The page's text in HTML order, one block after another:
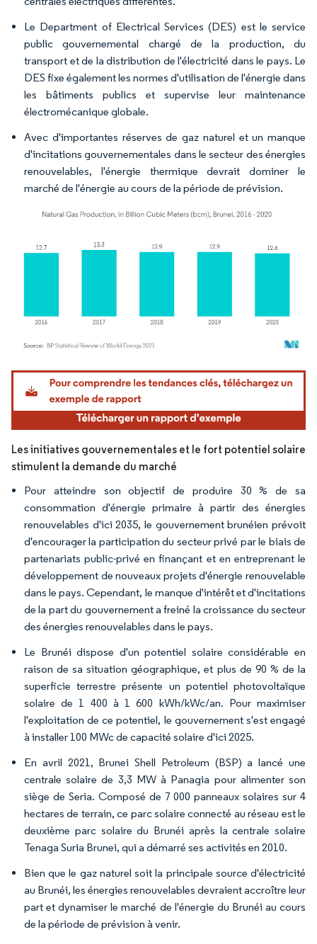
Le Department of Electrical Services (DES) est le service
public gouvernemental chargé de la production, du
transport et de la distribution de l'électricité dans le pays. Le
DES fixe également les normes d'utilisation de l'énergie dans
les bâtiments publics et supervise leur maintenance
électromécanique globale.
Avec d'importantes réserves de gaz naturel et un manque
d'incitations gouvernementales dans le secteur des énergies
renouvelables, l'énergie thermique devrait dominer le
marché de l'énergie au cours de la période de prévision.
Image © Mordor Intelligence. La réutilisation nécessite une attribution sous CC BY
Les initiatives gouvernementales et le fort potentiel solaire
stimulent la demande du marché
Pour atteindre son objectif de produire 30 % de sa
consommation d'énergie primaire à partir des énergies
renouvelables d'ici 2035, le gouvernement brunéien prévoit
d'encourager la participation du secteur privé par le biais de
partenariats public-privé en finançant et en entreprenant le
développement de nouveaux projets d'énergie renouvelable
dans le pays. Cependant, le manque d'intérêt et d'incitations
de la part du gouvernement a freiné la croissance du secteur
des énergies renouvelables dans le pays.
Le Brunéi dispose d'un potentiel solaire considérable en
raison de sa situation géographique, et plus de 90 % de la
superficie terrestre présente un potentiel photovoltaïque
solaire de 1 400 à 1 600 kWh/kWc/an. Pour maximiser
l'exploitation de ce potentiel, le gouvernement s'est engagé
à installer 100 MWc de capacité solaire d'ici 2025.
En avril 2021, Brunei Shell Petroleum (BSP) a lancé une
centrale solaire de 3,3 MW à Panagia pour alimenter son
siège de Seria. Composé de 7 000 panneaux solaires sur 4
hectares de terrain, ce parc solaire connecté au réseau est le
deuxième parc solaire du Brunéi après la centrale solaire
Tenaga Suria Brunei, qui a démarré ses activités en 2010.
Bien que le gaz naturel soit la principale source d'électricité
au Brunéi, les énergies renouvelables devraient accroître leur
part et dynamiser le marché de l'énergie du Brunéi au cours
de la période de prévision à venir.